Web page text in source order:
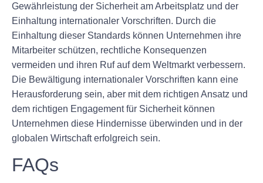
Gewährleistung der Sicherheit am Arbeitsplatz und der
Einhaltung internationaler Vorschriften. Durch die
Einhaltung dieser Standards können Unternehmen ihre
Mitarbeiter schützen, rechtliche Konsequenzen
vermeiden und ihren Ruf auf dem Weltmarkt verbessern.
Die Bewältigung internationaler Vorschriften kann eine
Herausforderung sein, aber mit dem richtigen Ansatz und
dem richtigen Engagement für Sicherheit können
Unternehmen diese Hindernisse überwinden und in der
globalen Wirtschaft erfolgreich sein.
FAQs